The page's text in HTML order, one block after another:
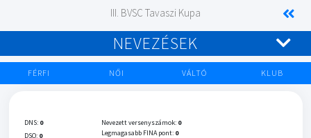
III. BVSC Tavaszi Kupa
NEVEZÉSEK
FÉRFI NŐI VÁLTÓ KLUB
DNS: 0
DSQ: 0
Nevezett versenyszámok: 0
Legmagasabb FINA pont: 0